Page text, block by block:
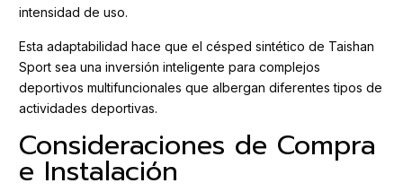
intensidad de uso.
Esta adaptabilidad hace que el césped sintético de Taishan
Sport sea una inversión inteligente para complejos
deportivos multifuncionales que albergan diferentes tipos de
actividades deportivas.
Consideraciones de Compra
e Instalación